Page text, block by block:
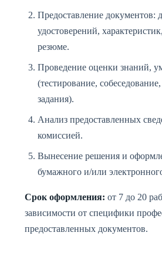
Предоставление документов:
удостоверений,
резюме.
Проведение оценки знаний,
(тестирование,
задания).
Анализ предоставленных
комиссией.
Вынесение решения и
бумажного и/или
Срок оформления: от 7 до 20
зависимости от специфики
предоставленных документов.